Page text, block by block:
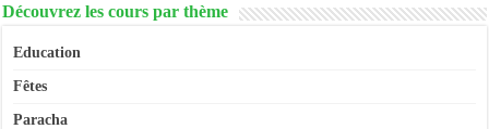
Découvrez les cours par thème
Education
Fêtes
Paracha